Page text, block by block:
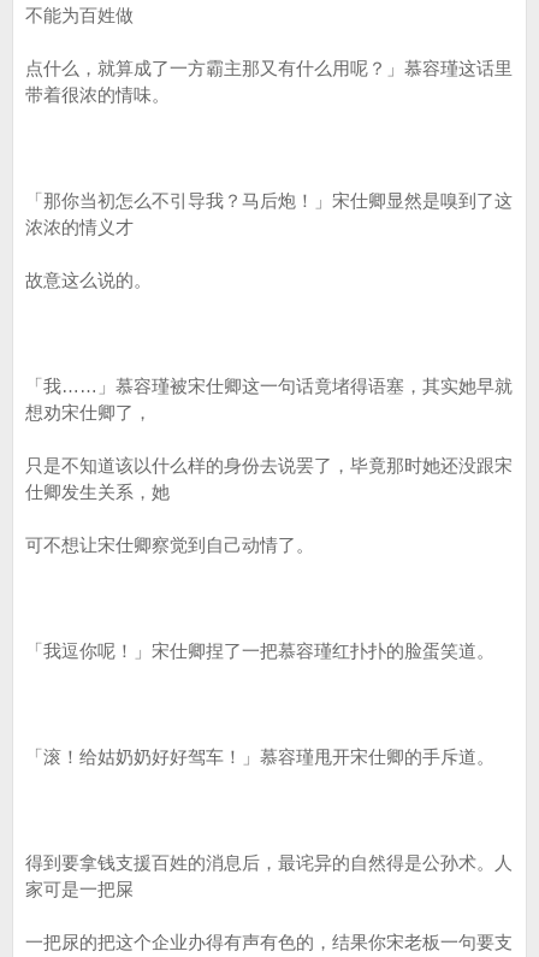
不能为百姓做
点什么，就算成了一方霸主那又有什么用呢？」慕容瑾这话里
带着很浓的情味。
「那你当初怎么不引导我？马后炮！」宋仕卿显然是嗅到了这
浓浓的情义才
故意这么说的。
「我……」慕容瑾被宋仕卿这一句话竟堵得语塞，其实她早就
想劝宋仕卿了，
只是不知道该以什么样的身份去说罢了，毕竟那时她还没跟宋
仕卿发生关系，她
可不想让宋仕卿察觉到自己动情了。
「我逗你呢！」宋仕卿捏了一把慕容瑾红扑扑的脸蛋笑道。
「滚！给姑奶奶好好驾车！」慕容瑾甩开宋仕卿的手斥道。
得到要拿钱支援百姓的消息后，最诧异的自然得是公孙术。人
家可是一把屎
一把尿的把这个企业办得有声有色的，结果你宋老板一句要支